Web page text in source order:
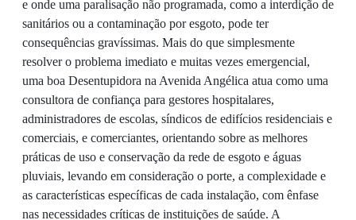
e onde uma paralisação não programada, como a interdição de
sanitários ou a contaminação por esgoto, pode ter
consequências gravíssimas. Mais do que simplesmente
resolver o problema imediato e muitas vezes emergencial,
uma boa Desentupidora na Avenida Angélica atua como uma
consultora de confiança para gestores hospitalares,
administradores de escolas, síndicos de edifícios residenciais e
comerciais, e comerciantes, orientando sobre as melhores
práticas de uso e conservação da rede de esgoto e águas
pluviais, levando em consideração o porte, a complexidade e
as características específicas de cada instalação, com ênfase
nas necessidades críticas de instituições de saúde. A